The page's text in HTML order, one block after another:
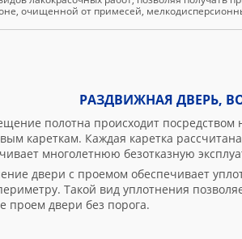
очищенной от примесей,
РАЗДВИЖНАЯ ДВЕРЬ,
полотна происходит
кареткам. Каждая каретка
многолетнюю безотказную
двери с проемом обеспечивает
Такой вид уплотнения
проем двери без порога.